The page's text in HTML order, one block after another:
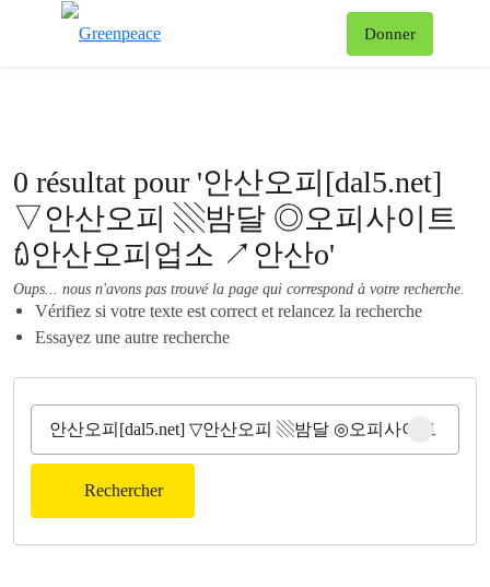
Donner
0 résultat pour '안산오피[dal5.net]
▽안산오피 ▧밤달 ◎오피사이트
ꇺ안산오피업소 ↗안산o'
Oups... nous n'avons pas trouvé la page qui correspond à votre recherche.
Vérifiez si votre texte est correct et relancez la recherche
Essayez une autre recherche
Clear
Rechercher